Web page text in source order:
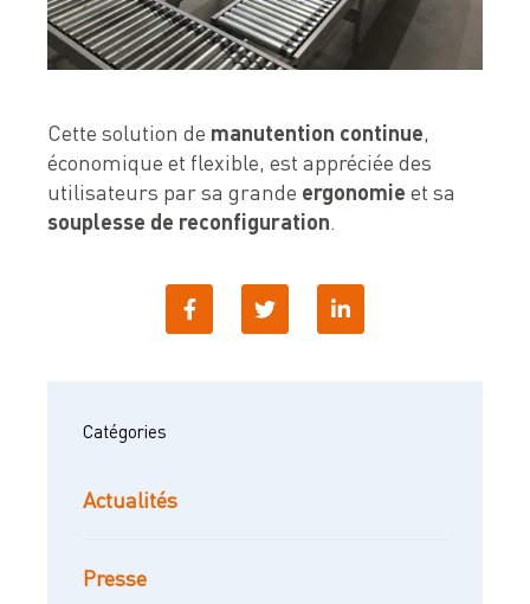
Cette solution de manutention continue,
économique et flexible, est appréciée des
utilisateurs par sa grande ergonomie et sa
souplesse de reconfiguration.
Catégories
Actualités
Presse